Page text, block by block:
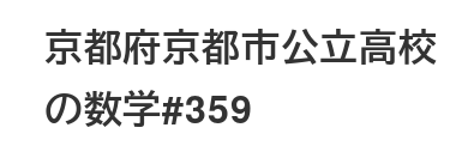
京都府京都市公立高
の数学#359